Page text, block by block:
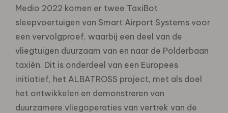
Medio 2022 komen er twee TaxiBot
sleepvoertuigen van Smart Airport Systems voor
een vervolgproef, waarbij een deel van de
vliegtuigen duurzaam van en naar de Polderbaan
taxiën. Dit is onderdeel van een Europees
initiatief, het ALBATROSS project, met als doel
het ontwikkelen en demonstreren van
duurzamere vliegoperaties van vertrek van de